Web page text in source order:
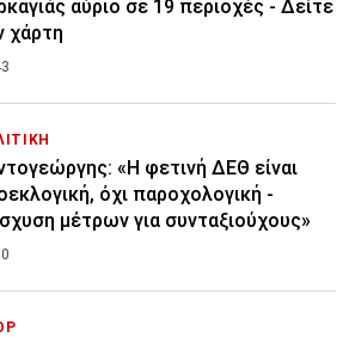
αύριο σε 19 περιοχές - Δείτε
χάρτη
«Η φετινή ΔΕΘ είναι
όχι παροχολογική -
μέτρων για συνταξιούχους»